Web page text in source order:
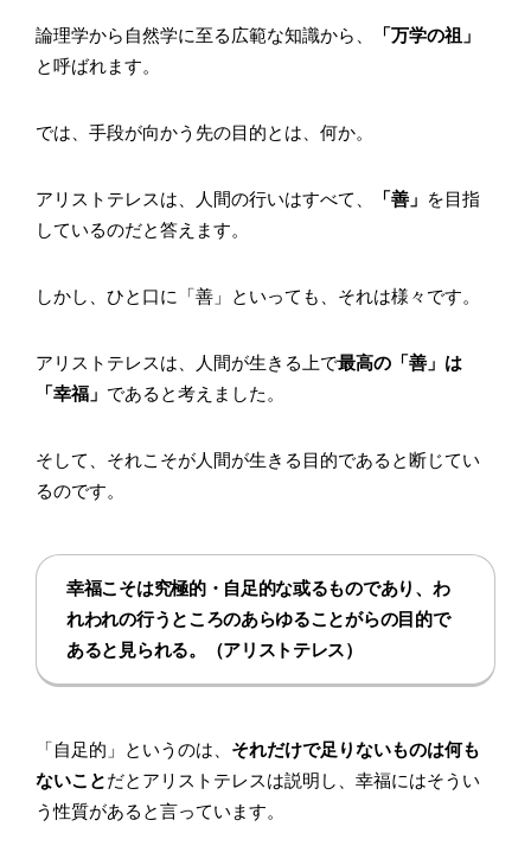
論理学から自然学に至る広範な知識から、
「万学の祖」
と呼ばれます。
では、手段が向かう先の目的とは、何か。
アリストテレスは、人間の行いはすべて、 「善」 を目指
しているのだと答えます。
しかし、ひと口に「善」といっても、それは様々です。
アリストテレスは、人間が生きる上で最高の「善」は
「幸福」 であると考えました。
そして、それこそが人間が生きる目的であると断じてい
るのです。
幸福こそは究極的・自足的な或るものであり、わ
れわれの行うところのあらゆることがらの目的で
あると見られる。（アリストテレス）
「自足的」というのは、 それだけで足りないものは何も
ないことだとアリストテレスは説明し、幸福にはそうい
う性質があると言っています。